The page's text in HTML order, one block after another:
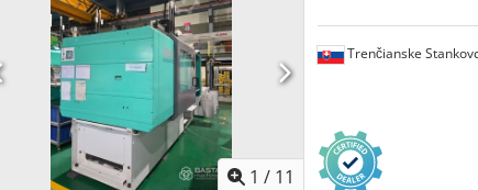
1 / 11
Trenčianske